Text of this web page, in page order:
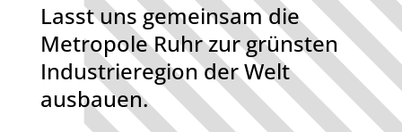
Lasst uns gemeinsam die
Metropole Ruhr zur grünsten
Industrieregion der Welt
ausbauen.